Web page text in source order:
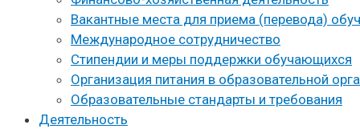
Вакантные места для приема (перевода)
Международное сотрудничество
Стипендии и меры поддержки обучающихся
Организация питания в образовательной
Образовательные стандарты и требования
Деятельность